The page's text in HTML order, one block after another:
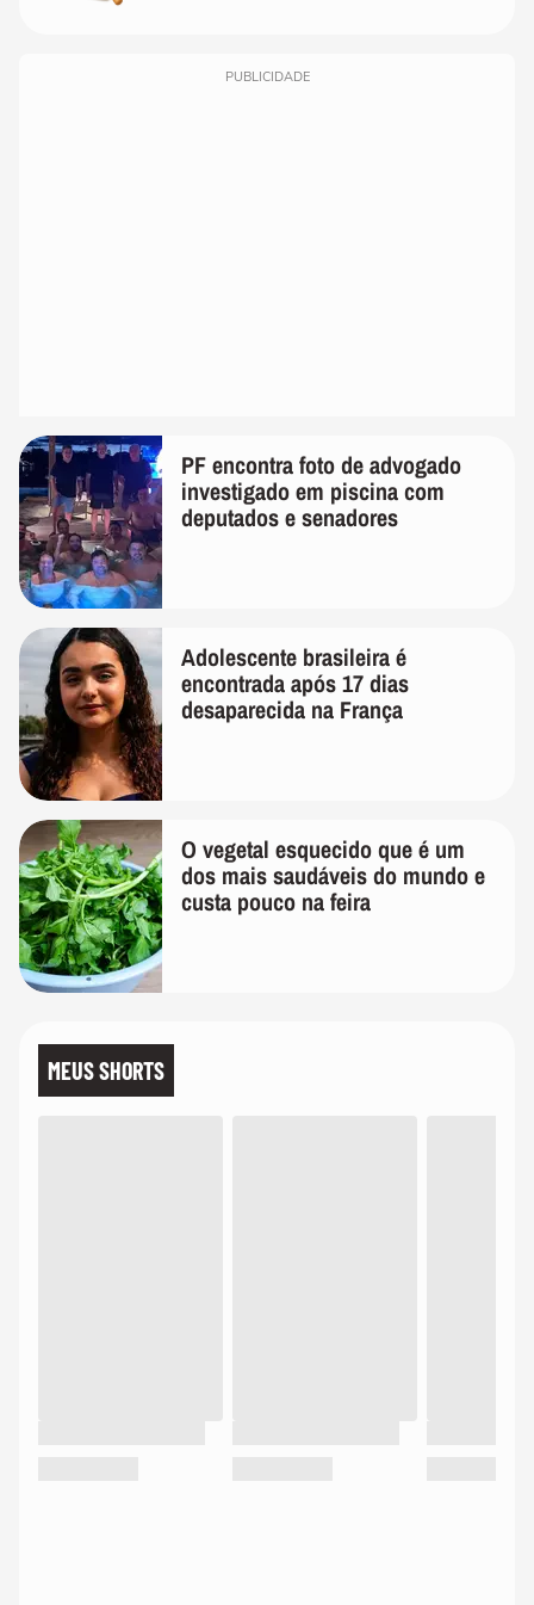
PUBLICIDADE
PF encontra foto de advogado
investigado em piscina com
deputados e senadores
Adolescente brasileira é
encontrada após 17 dias
desaparecida na França
O vegetal esquecido que é um
dos mais saudáveis do mundo e
custa pouco na feira
MEUS SHORTS